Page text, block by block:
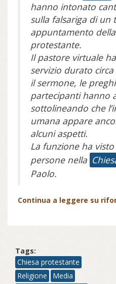
hanno intonato
sulla falsariga di un
appuntamento
protestante.
Il pastore virtuale
servizio durato
il sermone, le
partecipanti hanno
sottolineando che
umana appare
alcuni aspetti.
La funzione ha
persone nella
Paolo.
Continua a leggere su
Tags:
Chiesa protestante
Religione
Media